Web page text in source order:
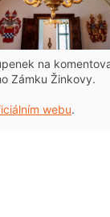
na
Zámku Žinkovy.
webu.